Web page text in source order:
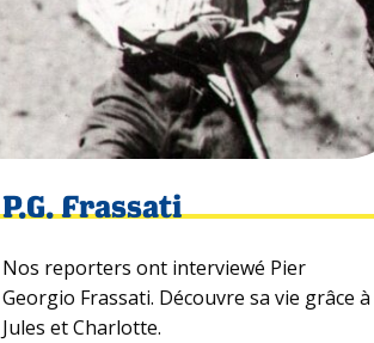
P.G. Frassati
Nos reporters ont interviewé Pier
Georgio Frassati. Découvre sa vie grâce à
Jules et Charlotte.